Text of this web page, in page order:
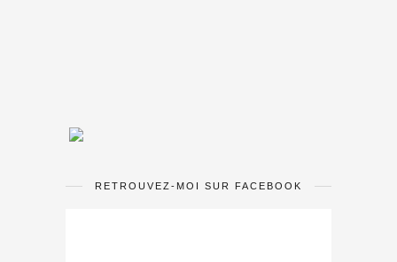
RETROUVEZ-MOI SUR FACEBOOK